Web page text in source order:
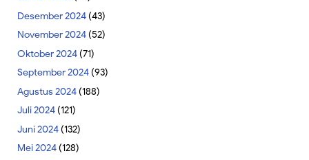
Desember 2024(43)
November 2024(52)
Oktober 2024(71)
September 2024(93)
Agustus 2024(188)
Juli 2024(121)
Juni 2024(132)
Mei 2024(128)